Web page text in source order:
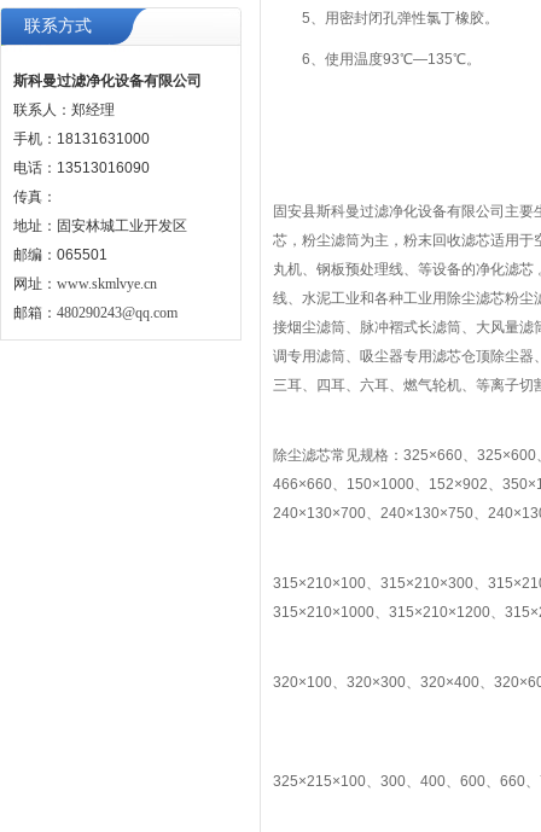
联系方式
斯科曼过滤净化设备有限公司
联系人：郑经理
手机：18131631000
电话：13513016090
传真：
地址：固安林城工业开发区
邮编：065501
网址： www.skmlvye.cn
邮箱： 480290243@qq.com
5、用密封闭孔弹性氯丁橡胶。
6、使用温度93℃—135℃。
固安县斯科曼过滤净化设备有限公司主
芯，粉尘滤筒为主，粉末回收滤芯适用
丸机、钢板预处理线、等设备的净化滤
线、水泥工业和各种工业用除尘滤芯粉
接烟尘滤筒、脉冲褶式长滤筒、大风量
调专用滤筒、吸尘器专用滤芯仓顶除尘
三耳、四耳、六耳、燃气轮机、等离子
除尘滤芯常见规格：325×660、
466×660、150×1000、152×902、
240×130×700、240×130×750、
315×210×100、315×210×300、
315×210×1000、315×210×1200、
320×100、320×300、320×400、
325×215×100、300、400、600、660